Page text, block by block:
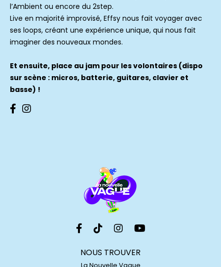
l’Ambient ou encore du 2step.
Live en majorité improvisé, Effsy nous fait voyager avec
ses loops, créant une expérience unique, qui nous fait
imaginer des nouveaux mondes.
Et ensuite, place au jam pour les volontaires (dispo
sur scène : micros, batterie, guitares, clavier et
basse) !
NOUS TROUVER
La Nouvelle Vague